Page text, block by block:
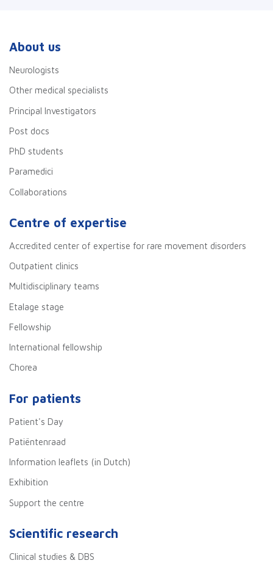
About us
Neurologists
Other medical specialists
Principal Investigators
Post docs
PhD students
Paramedici
Collaborations
Centre of expertise
Accredited center of expertise for rare movement disorders
Outpatient clinics
Multidisciplinary teams
Etalage stage
Fellowship
International fellowship
Chorea
For patients
Patient's Day
Patiëntenraad
Information leaflets (in Dutch)
Exhibition
Support the centre
Scientific research
Clinical studies & DBS